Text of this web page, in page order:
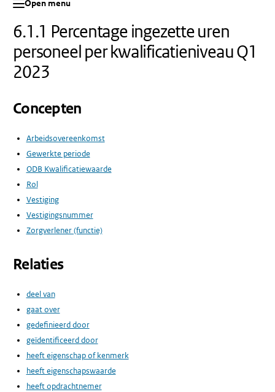
Open menu
6.1.1 Percentage ingezette uren
personeel per kwalificatieniveau Q1
2023
Concepten
Arbeidsovereenkomst
Gewerkte periode
ODB Kwalificatiewaarde
Rol
Vestiging
Vestigingsnummer
Zorgverlener (functie)
Relaties
deel van
gaat over
gedefinieerd door
geïdentificeerd door
heeft eigenschap of kenmerk
heeft eigenschapswaarde
heeft opdrachtnemer